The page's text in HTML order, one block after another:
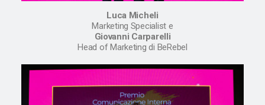
Luca Micheli
Marketing Specialist e
Giovanni Carparelli
Head of Marketing di BeRebel